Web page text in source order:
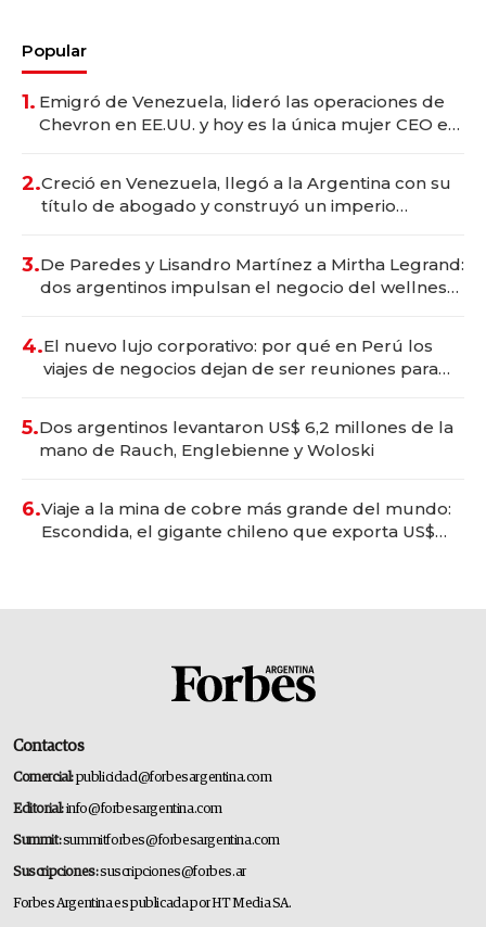
Popular
1. Emigró de Venezuela, lideró las operaciones de
Chevron en EE.UU. y hoy es la única mujer CEO en
2.Creció en Venezuela, llegó a la Argentina con su
título de abogado y construyó un imperio
3.De Paredes y Lisandro Martínez a Mirtha Legrand:
dos argentinos impulsan el negocio del wellness
4.El nuevo lujo corporativo: por qué en Perú los
viajes de negocios dejan de ser reuniones para
5.Dos argentinos levantaron US$ 6,2 millones de la
mano de Rauch, Englebienne y Woloski
6.Viaje a la mina de cobre más grande del mundo:
Escondida, el gigante chileno que exporta US$
Contactos
Comercial:publicidad@forbesargentina.com
Editorial:info@forbesargentina.com
Summit:summitforbes@forbesargentina.com
Suscripciones:suscripciones@forbes.ar
Forbes Argentina es publicada por HT Media SA.